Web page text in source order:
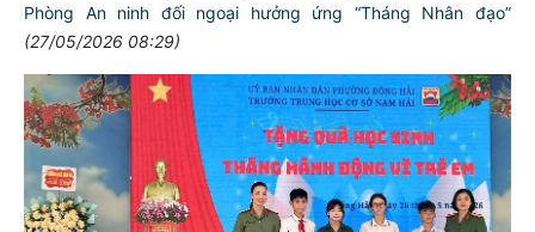
Phòng An ninh đối ngoại hưởng ứng “Tháng Nhân đạo”
(27/05/2026 08:29)